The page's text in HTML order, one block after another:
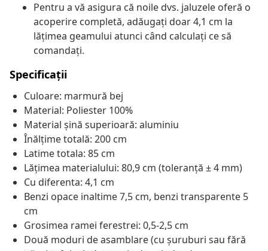
Pentru a vă asigura că noile dvs. jaluzele oferă o
acoperire completă, adăugați doar 4,1 cm la
lățimea geamului atunci când calculați ce să
comandați.
Specificații
Culoare: marmură bej
Material: Poliester 100%
Material șină superioară: aluminiu
Înălțime totală: 200 cm
Latime totala: 85 cm
Lățimea materialului: 80,9 cm (toleranță ± 4 mm)
Cu diferenta: 4,1 cm
Benzi opace inaltime 7,5 cm, benzi transparente 5
cm
Grosimea ramei ferestrei: 0,5-2,5 cm
Două moduri de asamblare (cu șuruburi sau fără